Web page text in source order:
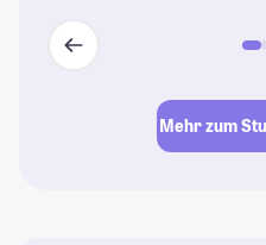
Mehr zum